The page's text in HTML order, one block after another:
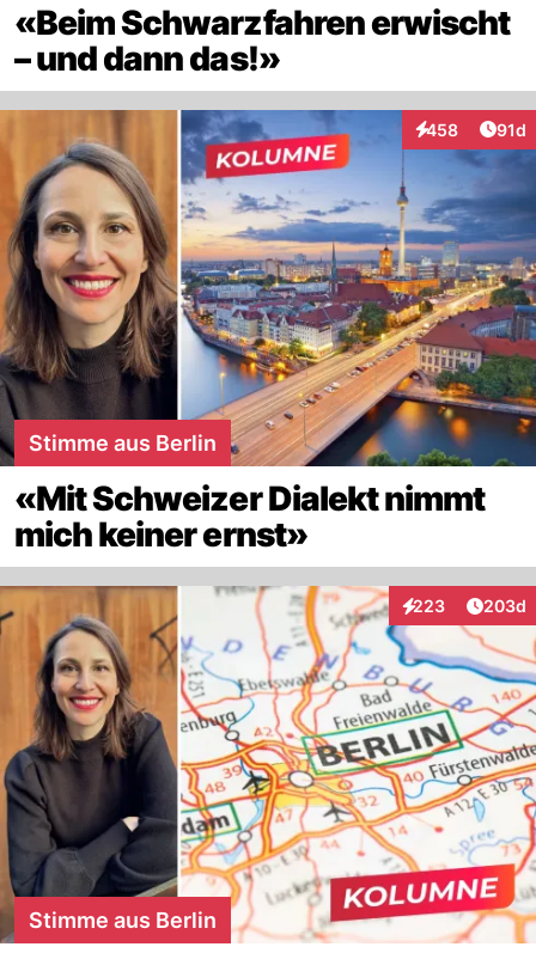
«Beim Schwarzfahren erwischt
– und dann das!»
458
Interaktionen91d
Stimme aus Berlin
«Mit Schweizer Dialekt nimmt
mich keiner ernst»
223
Interaktionen203d
Stimme aus Berlin